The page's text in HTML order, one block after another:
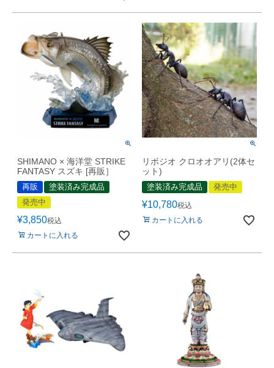
SHIMANO × 海洋堂 STRIKE
FANTASY スズキ [再販］
再販
塗装済み完成品
発売中
¥3,850税込
カートに入れる
リボジオ クロオオアリ(2体セ
ット)
塗装済み完成品 発売中
¥10,780税込
カートに入れる